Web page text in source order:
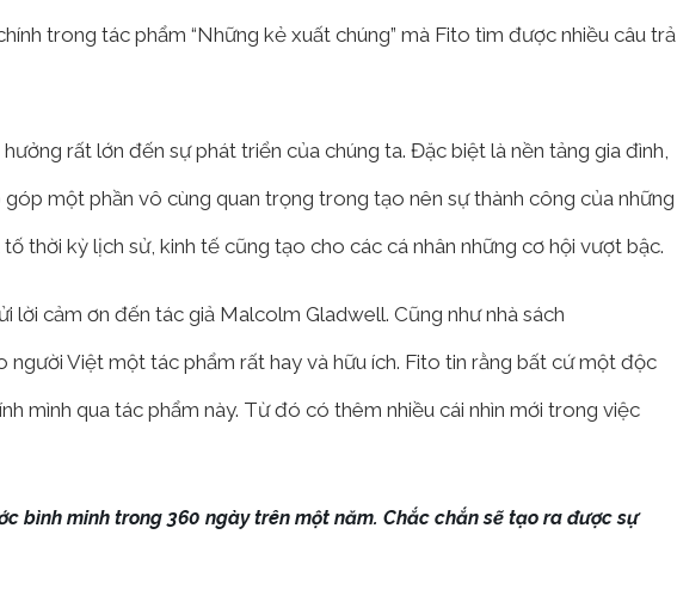
trong tác phẩm “Những kẻ xuất chúng” mà Fito tìm được nhiều câu trả
rất lớn đến sự phát triển của chúng ta. Đặc biệt là nền tảng gia đình,
một phần vô cùng quan trọng trong tạo nên sự thành công của những
thời kỳ lịch sử, kinh tế cũng tạo cho các cá nhân những cơ hội vượt bậc.
lời cảm ơn đến tác giả Malcolm Gladwell. Cũng như nhà sách
Việt một tác phẩm rất hay và hữu ích. Fito tin rằng bất cứ một độc
mình qua tác phẩm này. Từ đó có thêm nhiều cái nhìn mới trong việc
bình minh trong 360 ngày trên một năm. Chắc chắn sẽ tạo ra được sự